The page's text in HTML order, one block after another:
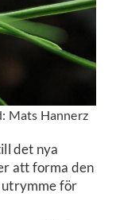
Mats Hannerz
det nya
att forma den
utrymme för